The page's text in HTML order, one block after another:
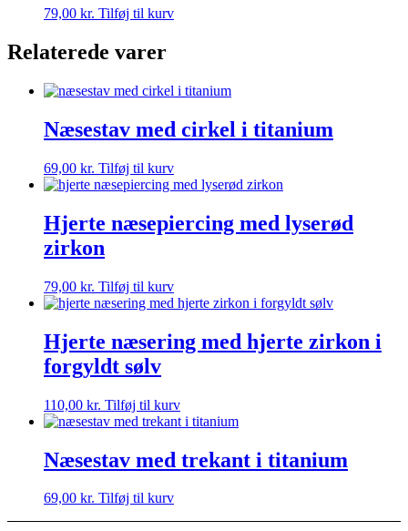
79,00 kr. Tilføj til kurv
Relaterede varer
Næsestav med cirkel i titanium
69,00 kr. Tilføj til kurv
Hjerte næsepiercing med lyserød
zirkon
79,00 kr. Tilføj til kurv
Hjerte næsering med hjerte zirkon i
forgyldt sølv
110,00 kr. Tilføj til kurv
Næsestav med trekant i titanium
69,00 kr. Tilføj til kurv